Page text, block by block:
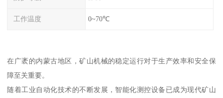
工作温度 0~70℃
在广袤的内蒙古地区，矿山机械的稳定运行对于生产效率和安全保
障至关重要。
随着工业自动化技术的不断发展，智能化测控设备已成为现代矿山